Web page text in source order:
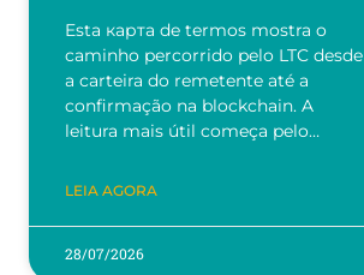
Esta карта de termos mostra o
caminho percorrido pelo LTC desde
a carteira do remetente até a
confirmação na blockchain. A
leitura mais útil começa pelo…
LEIA AGORA
28/07/2026